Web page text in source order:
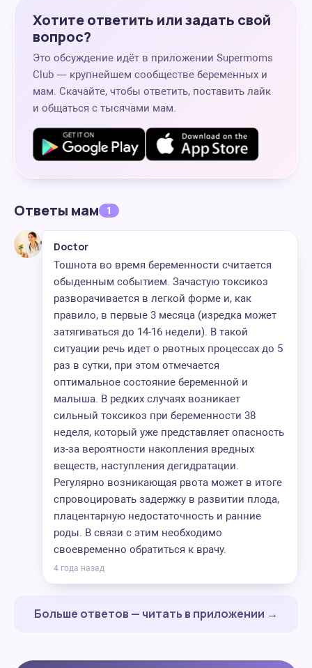
Хотите ответить или задать свой
вопрос?
Это обсуждение идёт в приложении Supermoms
Club — крупнейшем сообществе беременных и
мам. Скачайте, чтобы ответить, поставить лайк
и общаться с тысячами мам.
Ответы мам 1
Doctor
Тошнота во время беременности считается
обыденным событием. Зачастую токсикоз
разворачивается в легкой форме и, как
правило, в первые 3 месяца (изредка может
затягиваться до 14-16 недели). В такой
ситуации речь идет о рвотных процессах до 5
раз в сутки, при этом отмечается
оптимальное состояние беременной и
малыша. В редких случаях возникает
сильный токсикоз при беременности 38
неделя, который уже представляет опасность
из-за вероятности накопления вредных
веществ, наступления дегидратации.
Регулярно возникающая рвота может в итоге
спровоцировать задержку в развитии плода,
плацентарную недостаточность и ранние
роды. В связи с этим необходимо
своевременно обратиться к врачу.
4 года назад
Больше ответов — читать в приложении →